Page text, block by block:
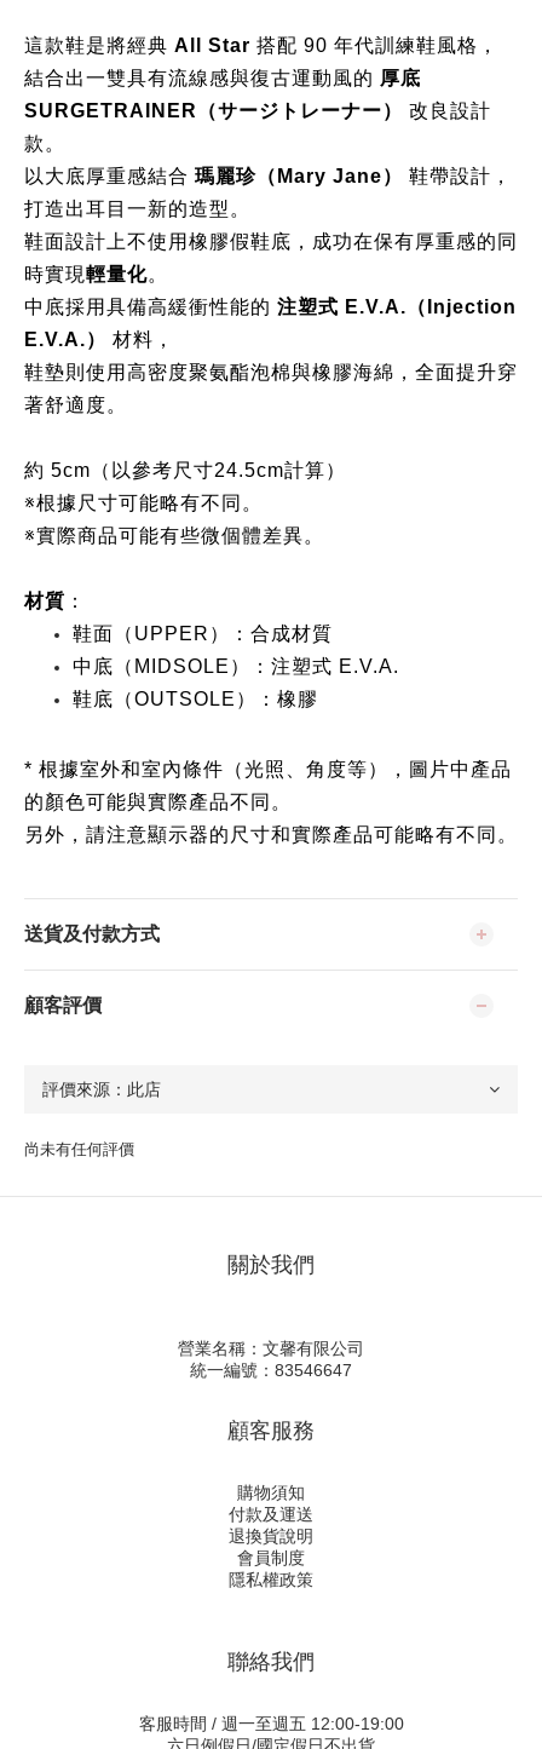
這款鞋是將經典 All Star 搭配 90 年代訓練鞋風格，
結合出一雙具有流線感與復古運動風的 厚底
SURGETRAINER（サージトレーナー）
改良設計
款。
以大底厚重感結合 瑪麗珍（Mary Jane）
鞋帶設計，
打造出耳目一新的造型。
鞋面設計上不使用橡膠假鞋底，成功在保有厚重感的同
時實現輕量化。
中底採用具備高緩衝性能的 注塑式 E.V.A.（Injection
E.V.A.）
材料，
鞋墊則使用高密度聚氨酯泡棉與橡膠海綿，全面提升穿
著舒適度。
約 5cm（以參考尺寸24.5cm計算）
※根據尺寸可能略有不同。
※實際商品可能有些微個體差異。
材質 ：
鞋面（UPPER）：合成材質
中底（MIDSOLE）：注塑式 E.V.A.
鞋底（OUTSOLE）：橡膠
* 根據室外和室內條件（光照、角度等），圖片中產品
的顏色可能與實際產品不同。
另外，請注意顯示器的尺寸和實際產品可能略有不同。
送貨及付款方式
顧客評價
尚未有任何評價
關於我們
營業名稱：文馨有限公司
統一編號：83546647
顧客服務
購物須知
付款及運送
退換貨說明
會員制度
隱私權政策
聯絡我們
客服時間 / 週一至週五 12:00-19:00